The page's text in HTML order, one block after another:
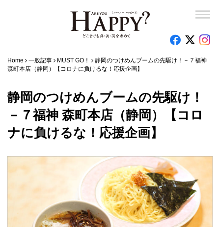
Home 一般記事 MUST GO！
静岡のつけめんブームの先駆け！－７福神
森町本店（静岡）【コロナに負けるな！応援企画】
静岡のつけめんブームの先駆け！
－７福神 森町本店（静岡）【コロ
ナに負けるな！応援企画】